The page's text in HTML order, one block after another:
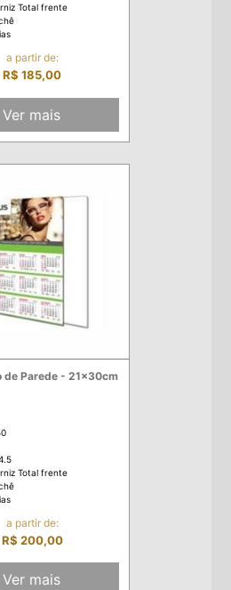
Total frente
a partir de:
R$ 185,00
Ver mais
de Parede - 21x30cm
Total frente
a partir de:
R$ 200,00
Ver mais